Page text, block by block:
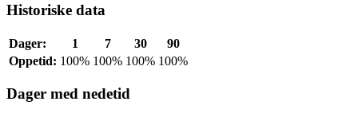
Historiske data
Dager: 1 7 30
90
Oppetid: 100% 100% 100% 100%
Dager med nedetid